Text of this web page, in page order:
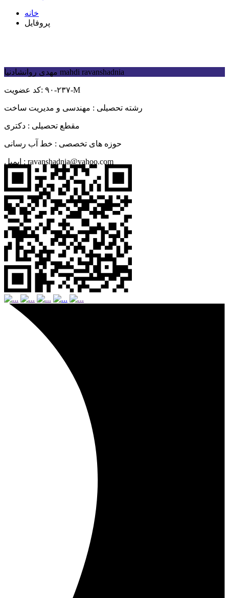
خانه
پروفایل
مهدی روانشادنیا mahdi ravanshadnia
کد عضویت: ۹۰-۲۳۷-M
رشته تحصیلی : مهندسی و مدیریت ساخت
مقطع تحصیلی : دکتری
حوزه های تخصصی : خط آب رسانی
ایمیل : ravanshadnia@yahoo.com